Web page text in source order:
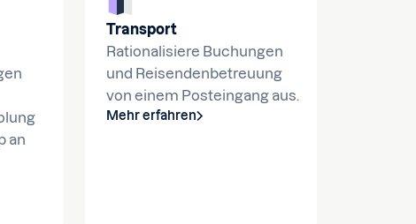
an
Transport
Rationalisiere Buchungen
und Reisendenbetreuung
von einem Posteingang aus.
Mehr erfahren